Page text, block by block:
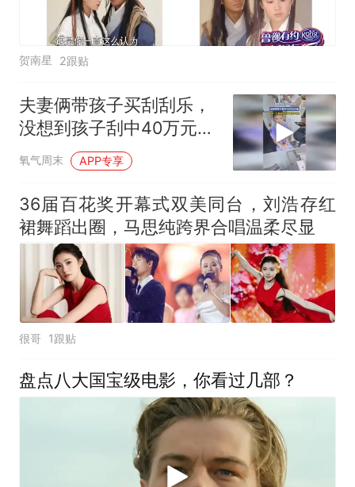
贺南星 2跟贴
夫妻俩带孩子买刮刮乐，
没想到孩子刮中40万元大
奖，网友：只要我刮不
到，我就不相信
氧气周末 APP专享
36届百花奖开幕式双美同台，刘浩存红
裙舞蹈出圈，马思纯跨界合唱温柔尽显
很哥 1跟贴
盘点八大国宝级电影，你看过几部？